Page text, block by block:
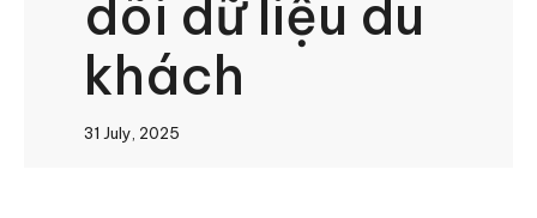
dõi dữ liệu du
khách
31 July, 2025